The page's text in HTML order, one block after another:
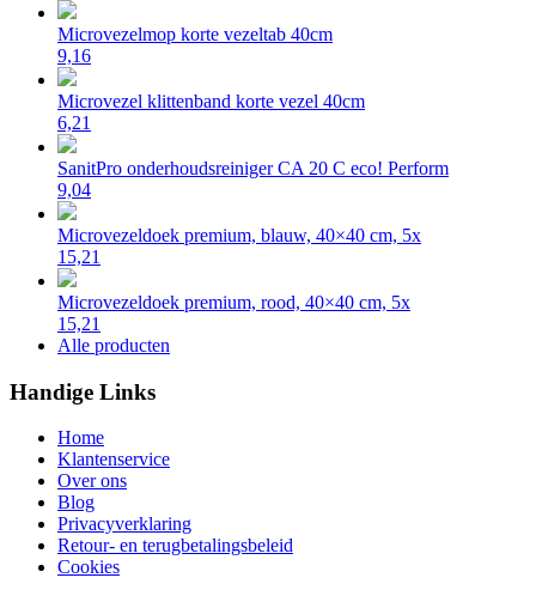
Microvezelmop korte vezeltab 40cm
9,16
Microvezel klittenband korte vezel 40cm
6,21
SanitPro onderhoudsreiniger CA 20 C eco! Perform
9,04
Microvezeldoek premium, blauw, 40×40 cm, 5x
15,21
Microvezeldoek premium, rood, 40×40 cm, 5x
15,21
Alle producten
Handige Links
Home
Klantenservice
Over ons
Blog
Privacyverklaring
Retour- en terugbetalingsbeleid
Cookies